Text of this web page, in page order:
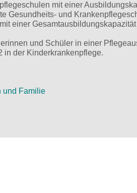
mit einer
Gesundheits- und
einer
und Schüler in einer
in der Kinderkrankenpflege.
und Familie